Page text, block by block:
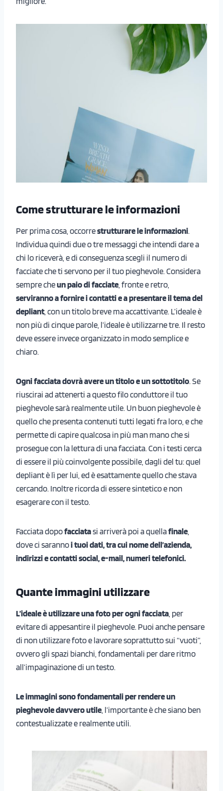
Come strutturare le informazioni
Per prima cosa, occorrestrutturare le informazioni.
Individua quindi due o tre messaggi che intendi dare a
chi lo riceverà, e di conseguenza scegli il numero di
facciate che ti servono per il tuo pieghevole. Considera
sempre cheun paio di facciate, fronte e retro,
serviranno a fornire i contatti e a presentare il tema del
depliant, con un titolo breve ma accattivante. L’ideale è
non più di cinque parole, l’ideale è utilizzarne tre. Il resto
deve essere invece organizzato in modo semplice e
chiaro.
Ogni facciata dovrà avere un titolo e un sottotitolo. Se
riuscirai ad attenerti a questo filo conduttore il tuo
pieghevole sarà realmente utile. Un buon pieghevole è
quello che presenta contenuti tutti legati fra loro, e che
permette di capire qualcosa in più man mano che si
prosegue con la lettura di una facciata. Con i testi cerca
di essere il più coinvolgente possibile, dagli del tu: quel
depliant è lì per lui, ed è esattamente quello che stava
cercando. Inoltre ricorda di essere sintetico e non
esagerare con il testo.
Facciata dopofacciatasi arriverà poi a quellafinale,
dove ci sarannoi tuoi dati, tra cui nome dell’azienda,
indirizzi e contatti social, e-mail, numeri telefonici.
Quante immagini utilizzare
L’ideale è utilizzare una foto per ogni facciata, per
evitare di appesantire il pieghevole. Puoi anche pensare
di non utilizzare foto e lavorare soprattutto sui “vuoti”,
ovvero gli spazi bianchi, fondamentali per dare ritmo
all’impaginazione di un testo.
Le immagini sono fondamentali per rendere un
pieghevole davvero utile, l’importante è che siano ben
contestualizzate e realmente utili.